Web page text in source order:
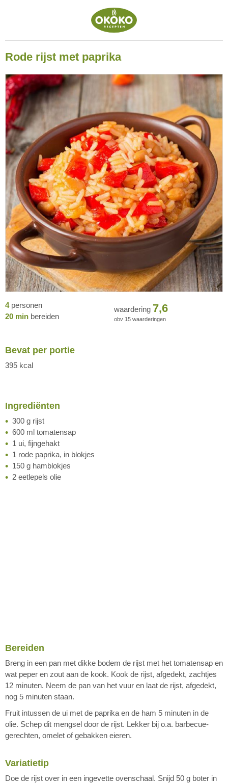
Rode rijst met paprika
4personen
20 min bereiden
waardering 7,6
obv 15 waarderingen
Bevat per portie
395 kcal
Ingrediënten
300 g rijst
600 ml tomatensap
1 ui, fijngehakt
1 rode paprika, in blokjes
150 g hamblokjes
2 eetlepels olie
Bereiden
Breng in een pan met dikke bodem de rijst met het tomatensap en
wat peper en zout aan de kook. Kook de rijst, afgedekt, zachtjes
12 minuten. Neem de pan van het vuur en laat de rijst, afgedekt,
nog 5 minuten staan.
Fruit intussen de ui met de paprika en de ham 5 minuten in de
olie. Schep dit mengsel door de rijst. Lekker bij o.a. barbecue-
gerechten, omelet of gebakken eieren.
Variatietip
Doe de rijst over in een ingevette ovenschaal. Snijd 50 g boter in